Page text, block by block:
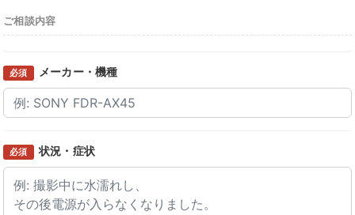
ご相談内容
必須 メーカー・機種
必須 状況・症状